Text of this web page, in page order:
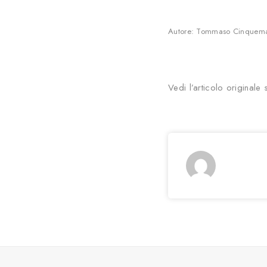
Autore: Tommaso
Vedi l’articolo originale